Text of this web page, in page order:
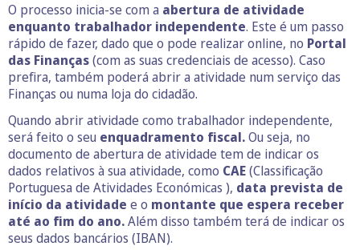
O processo inicia-se com a abertura de atividade
enquanto trabalhador independente. Este é um passo
rápido de fazer, dado que o pode realizar online, no Portal
das Finanças(com as suas credenciais de acesso). Caso
prefira, também poderá abrir a atividade num serviço das
Finanças ou numa loja do cidadão.
Quando abrir atividade como trabalhador independente,
será feito o seu enquadramento fiscal.Ou seja, no
documento de abertura de atividade tem de indicar os
dados relativos à sua atividade, como CAE(Classificação
Portuguesa de Atividades Económicas ), data prevista de
início da atividade e o montante que espera receber
até ao fim do ano.Além disso também terá de indicar os
seus dados bancários (IBAN).